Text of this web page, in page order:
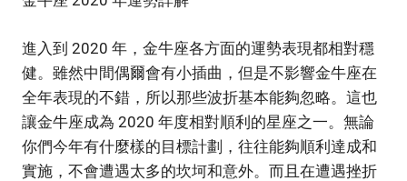
進入到 2020 年，金牛座各方面的運勢表現都相對穩
健。雖然中間偶爾會有小插曲，但是不影響金牛座在
全年表現的不錯，所以那些波折基本能夠忽略。這也
讓金牛座成為 2020 年度相對順利的星座之一。無論
你們今年有什麼樣的目標計劃，往往能夠順利達成和
實施，不會遭遇太多的坎坷和意外。而且在遭遇挫折